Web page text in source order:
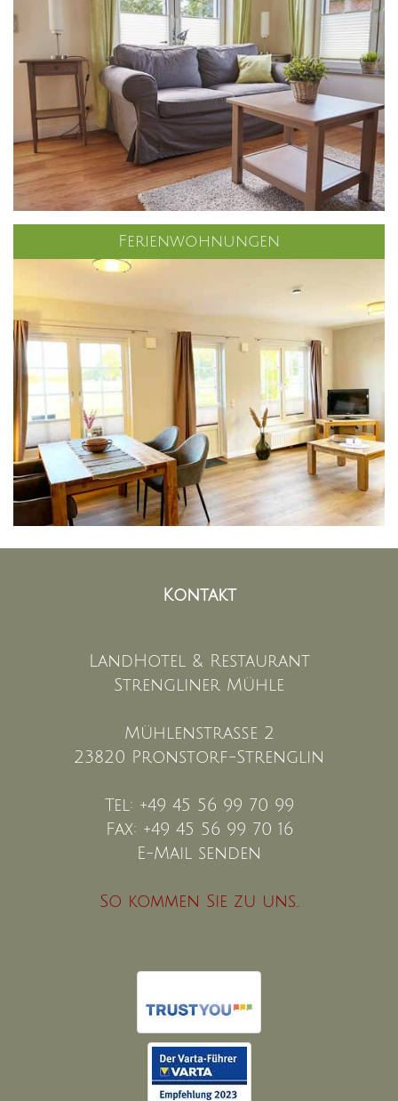
Ferienwohnungen
Kontakt
LandHotel & Restaurant
Strengliner Mühle
Mühlenstraße 2
23820 Pronstorf-Strenglin
Tel: +49 45 56 99 70 99
Fax: +49 45 56 99 70 16
E-Mail senden
So kommen Sie zu uns..